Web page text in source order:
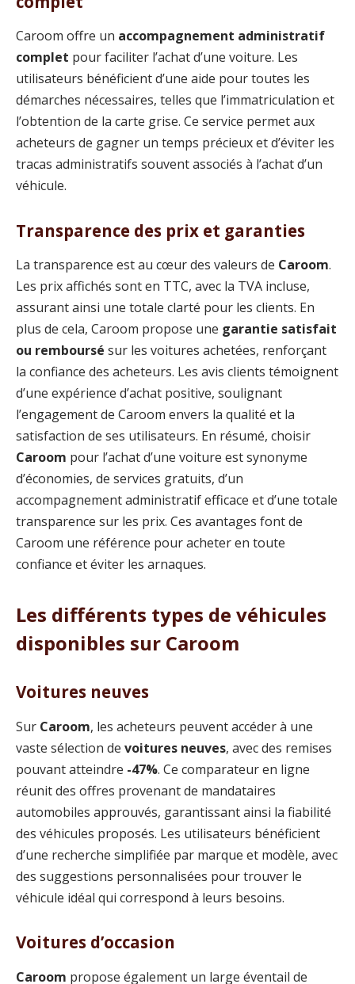
Caroom offre un accompagnement administratif
complet pour faciliter l’achat d’une voiture. Les
utilisateurs bénéficient d’une aide pour toutes les
démarches nécessaires, telles que l’immatriculation et
l’obtention de la carte grise. Ce service permet aux
acheteurs de gagner un temps précieux et d’éviter les
tracas administratifs souvent associés à l’achat d’un
véhicule.
Transparence des prix et garanties
La transparence est au cœur des valeurs de Caroom.
Les prix affichés sont en TTC, avec la TVA incluse,
assurant ainsi une totale clarté pour les clients. En
plus de cela, Caroom propose une garantie satisfait
ou remboursé sur les voitures achetées, renforçant
la confiance des acheteurs. Les avis clients témoignent
d’une expérience d’achat positive, soulignant
l’engagement de Caroom envers la qualité et la
satisfaction de ses utilisateurs. En résumé, choisir
Caroom pour l’achat d’une voiture est synonyme
d’économies, de services gratuits, d’un
accompagnement administratif efficace et d’une totale
transparence sur les prix. Ces avantages font de
Caroom une référence pour acheter en toute
confiance et éviter les arnaques.
Les différents types de véhicules
disponibles sur Caroom
Voitures neuves
Sur Caroom, les acheteurs peuvent accéder à une
vaste sélection de voitures neuves, avec des remises
pouvant atteindre -47%. Ce comparateur en ligne
réunit des offres provenant de mandataires
automobiles approuvés, garantissant ainsi la fiabilité
des véhicules proposés. Les utilisateurs bénéficient
d’une recherche simplifiée par marque et modèle, avec
des suggestions personnalisées pour trouver le
véhicule idéal qui correspond à leurs besoins.
Voitures d’occasion
Caroom propose également un large éventail de